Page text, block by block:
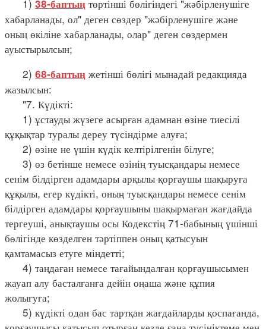
1) 38-баптың төртінші бөлігіндегі "жәбірленушіге
хабарланады, ол" деген сөздер "жәбірленушіге және
оның өкіліне хабарланады, олар" деген сөздермен
ауыстырылсын;
2) 68-баптың жетінші бөлігі мынадай редакцияда
жазылсын:
"7. Күдікті:
1) ұстауды жүзеге асырған адамнан өзіне тиесілі
құқықтар туралы дереу түсіндірме алуға;
2) өзіне не үшін күдік келтірілгенін білуге;
3) өз бетінше немесе өзінің туысқандары немесе
сенім білдірген адамдары арқылы қорғаушы шақыруға
құқылы, егер күдікті, оның туысқандары немесе сенім
білдірген адамдары қорғаушыны шақырмаған жағдайда
тергеуші, анықтаушы осы Кодекстің 71-бабының үшінші
бөлігінде көзделген тәртіппен оның қатысуын
қамтамасыз етуге міндетті;
4) таңдаған немесе тағайындалған қорғаушысымен
жауап алу басталғанға дейін оңаша және құпия
жолығуға;
5) күдікті одан бас тартқан жағдайларды қоспағанда,